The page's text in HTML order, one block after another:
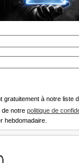
gratuitement à notre liste
de notrepolitique de
hebdomadaire.